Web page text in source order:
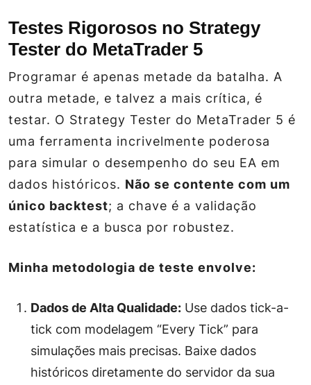
Testes Rigorosos no Strategy
Tester do MetaTrader 5
Programar é apenas metade da batalha. A
outra metade, e talvez a mais crítica, é
testar. O Strategy Tester do MetaTrader 5 é
uma ferramenta incrivelmente poderosa
para simular o desempenho do seu EA em
dados históricos. Não se contente com um
único backtest; a chave é a validação
estatística e a busca por robustez.
Minha metodologia de teste envolve:
Dados de Alta Qualidade: Use dados tick-a-
tick com modelagem “Every Tick” para
simulações mais precisas. Baixe dados
históricos diretamente do servidor da sua